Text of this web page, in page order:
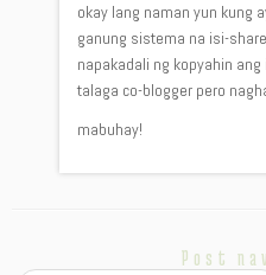
okay lang naman yun kung
ganung sistema na isi-
napakadali ng kopyahin
talaga co-blogger pero
mabuhay!
Post